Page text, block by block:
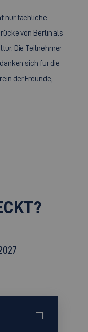
nur fachliche
von Berlin als
Die Teilnehmer
sich für die
der Freunde,